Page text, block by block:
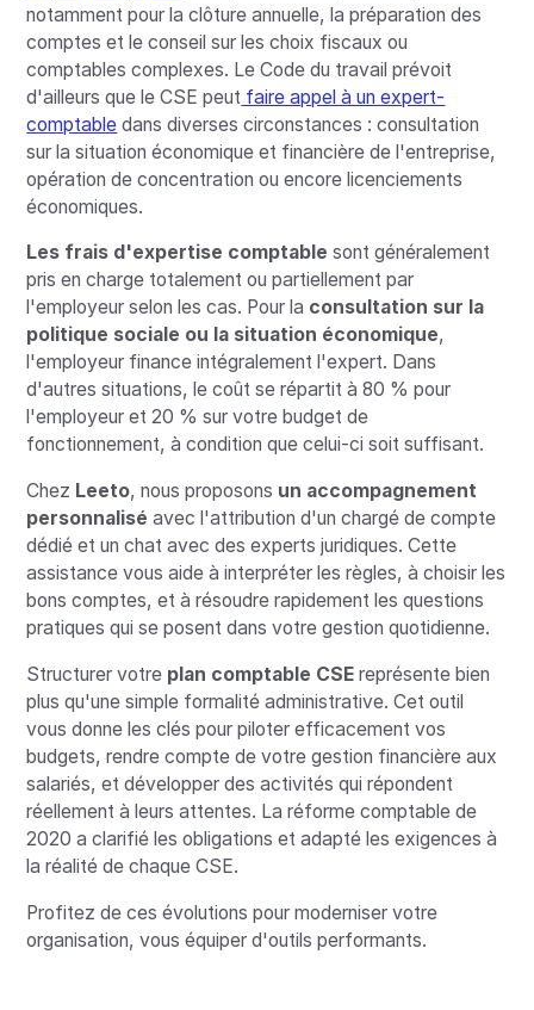
notamment pour la clôture annuelle, la préparation des
comptes et le conseil sur les choix fiscaux ou
comptables complexes. Le Code du travail prévoit
d'ailleurs que le CSE peut faire appel à un expert-
comptable dans diverses circonstances : consultation
sur la situation économique et financière de l'entreprise,
opération de concentration ou encore licenciements
économiques.
Les frais d'expertise comptable sont généralement
pris en charge totalement ou partiellement par
l'employeur selon les cas. Pour la consultation sur la
politique sociale ou la situation économique,
l'employeur finance intégralement l'expert. Dans
d'autres situations, le coût se répartit à 80 % pour
l'employeur et 20 % sur votre budget de
fonctionnement, à condition que celui-ci soit suffisant.
Chez Leeto, nous proposons un accompagnement
personnaliséavec l'attribution d'un chargé de compte
dédié et un chat avec des experts juridiques. Cette
assistance vous aide à interpréter les règles, à choisir les
bons comptes, et à résoudre rapidement les questions
pratiques qui se posent dans votre gestion quotidienne.
Structurer votre plan comptable CSEreprésente bien
plus qu'une simple formalité administrative. Cet outil
vous donne les clés pour piloter efficacement vos
budgets, rendre compte de votre gestion financière aux
salariés, et développer des activités qui répondent
réellement à leurs attentes. La réforme comptable de
2020 a clarifié les obligations et adapté les exigences à
la réalité de chaque CSE.
Profitez de ces évolutions pour moderniser votre
organisation, vous équiper d'outils performants.